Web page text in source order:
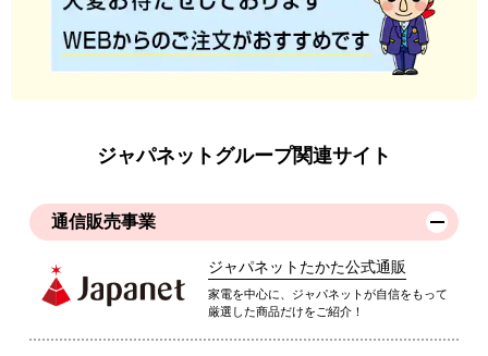
ジャパネットグループ関連サイト
通信販売事業
ジャパネットたかた公式通販
家電を中心に、ジャパネットが自信をもって
厳選した商品だけをご紹介！